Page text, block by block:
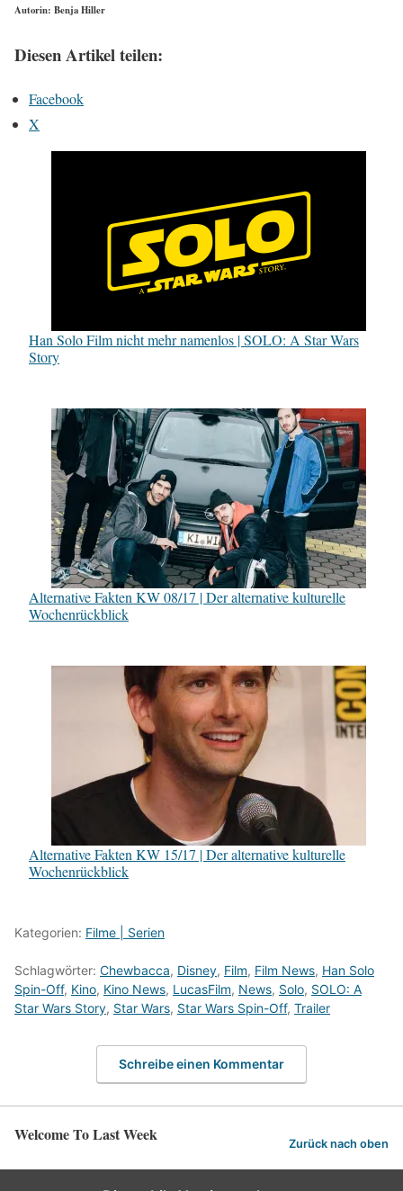
Autorin: Benja Hiller
Diesen Artikel teilen:
Facebook
X
Han Solo Film nicht mehr namenlos | SOLO: A Star Wars
Story
Alternative Fakten KW 08/17 | Der alternative kulturelle
Wochenrückblick
Alternative Fakten KW 15/17 | Der alternative kulturelle
Wochenrückblick
Kategorien: Filme | Serien
Schlagwörter: Chewbacca, Disney, Film, Film News, Han Solo
Spin-Off, Kino, Kino News, LucasFilm, News, Solo, SOLO: A
Star Wars Story, Star Wars, Star Wars Spin-Off, Trailer
Schreibe einen Kommentar
Welcome To Last Week Zurück nach oben